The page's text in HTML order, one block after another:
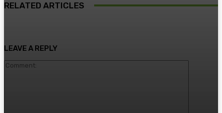
RELATED ARTICLES
LEAVE A REPLY